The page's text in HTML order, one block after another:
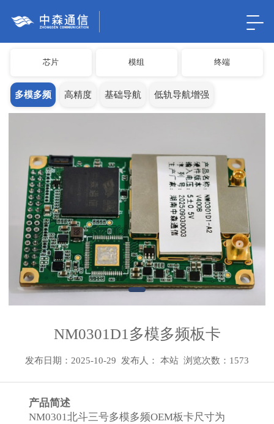
芯片 模组 终端
多模多频 高精度 基础导航 低轨导航增强
NM0301D1多模多频板卡
发布日期：2025-10-29 发布人： 本站 浏览次数：1573
产品简述
NM0301北斗三号多模多频OEM板卡尺寸为